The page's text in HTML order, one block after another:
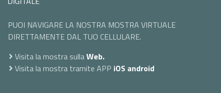
PUOI NAVIGARE LA NOSTRA MOSTRA VIRTUALE
DIRETTAMENTE DAL TUO CELLULARE.
Visita la mostra sullaWeb.
Visita la mostra tramite APP iOS android